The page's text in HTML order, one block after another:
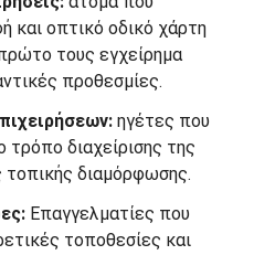
και οπτικό οδικό χάρτη
τους εγχείρημα
προθεσμίες.
ηγέτες που
διαχείρισης της
διαμόρφωσης.
Επαγγελματίες που
τοποθεσίες και